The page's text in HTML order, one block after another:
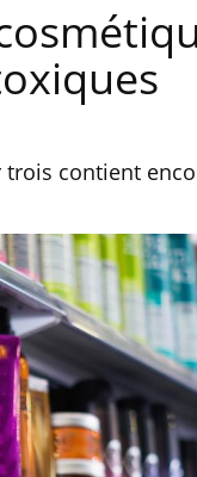
trois contient
: ce